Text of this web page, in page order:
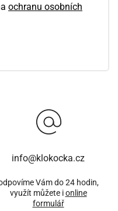
ochranu osobních
info@klokocka.cz
Vám do 24 hodin,
využít můžete ionline
formulář